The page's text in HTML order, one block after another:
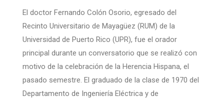
El doctor Fernando Colón Osorio, egresado del
Recinto Universitario de Mayagüez (RUM) de la
Universidad de Puerto Rico (UPR), fue el orador
principal durante un conversatorio que se realizó con
motivo de la celebración de la Herencia Hispana, el
pasado semestre. El graduado de la clase de 1970 del
Departamento de Ingeniería Eléctrica y de